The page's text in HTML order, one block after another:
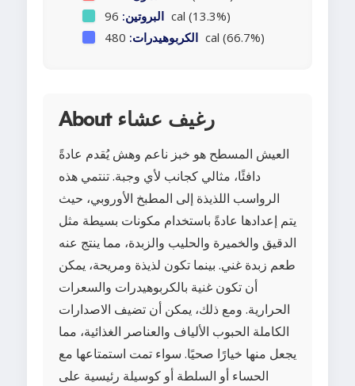
البروتين: 96 cal (13.3%)
الكربوهيدرات: 480 cal (66.7%)
About رغيف عشاء
العيش المسطح هو خبز ناعم وهش يُقدم عادةً
دافئًا، مثالي كجانب لأي وجبة. تنتمي هذه
الرواسب اللذيذة إلى المطبخ الأوروبي، حيث
يتم إعدادها عادةً باستخدام مكونات بسيطة مثل
الدقيق والخميرة والحليب والزبدة، مما ينتج عنه
طعم زبدة غني. بينما تكون لذيذة ومريحة، يمكن
أن تكون غنية بالكربوهيدرات والسعرات
الحرارية. ومع ذلك، يمكن أن تضيف الاصدارات
الكاملة الحبوب الألياف والعناصر الغذائية، مما
يجعل منها خيارًا صحيًا. سواء تمت استمتاعها مع
الحساء أو السلطة أو كوسيلة رئيسية على